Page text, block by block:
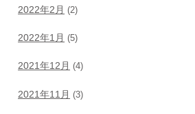
2022年2月 (2)
2022年1月 (5)
2021年12月 (4)
2021年11月 (3)